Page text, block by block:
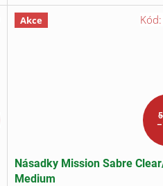
Akce
Násadky Mission Sabre
Medium
Kód: